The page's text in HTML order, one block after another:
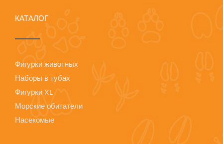
КАТАЛОГ
Фигурки животных
Наборы в тубах
Фигурки XL
Морские обитатели
Насекомые